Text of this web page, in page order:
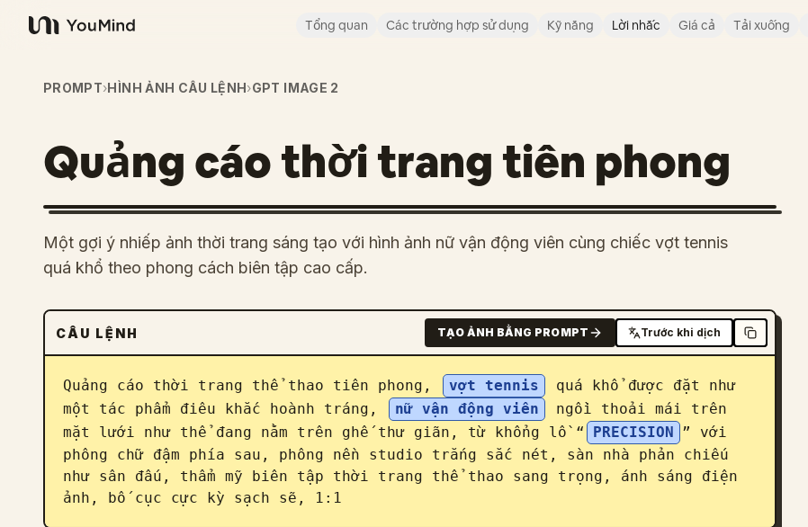
YouMind
Tổng quan Các trường hợp sử dụng Kỹ năng Lời nhắc Giá cả Tải xuống
PROMPT›HÌNH ẢNH CÂU LỆNH›GPT IMAGE 2
Quảng cáo thời trang tiên phong
Một gợi ý nhiếp ảnh thời trang sáng tạo với hình ảnh nữ vận động viên cùng chiếc vợt tennis
quá khổ theo phong cách biên tập cao cấp.
CÂU LỆNH TẠO ẢNH BẰNG PROMPT Trước khi dịch
Quảng cáo thời trang thể thao tiên phong, vợt tennis
quá khổ được đặt như
một tác phẩm điêu khắc hoành tráng,
nữ vận động viên
ngồi thoải mái trên
mặt lưới như thể đang nằm trên ghế thư giãn, từ khổng lồ “
PRECISION ” với
phông chữ đậm phía sau, phông nền studio trắng sắc nét, sàn nhà phản chiếu
như sân đấu, thẩm mỹ biên tập thời trang thể thao sang trọng, ánh sáng điện
ảnh, bố cục cực kỳ sạch sẽ, 1:1